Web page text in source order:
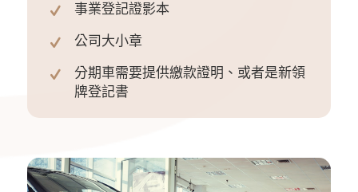
事業登記證影本
公司大小章
分期車需要提供繳款證明、或者是新領
牌登記書